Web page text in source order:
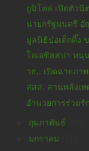
ยูนิโคล่ เปิดตัวนิ
นายกรัฐมนตรี อั
มูลนิธิป่อเต็กตึ๊ง
โอเอซิสสปา หนุ
วธ.. เปิดฉายภา
สสส. สานพลังเท
อำนวยการร่วมรั
กุมภาพันธ์
มกราคม